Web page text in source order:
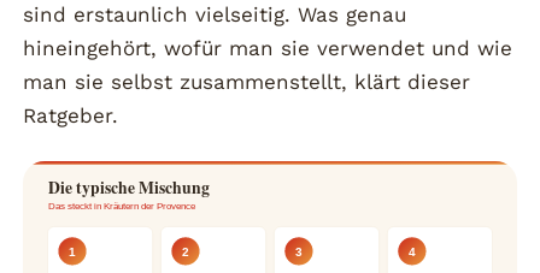
sind erstaunlich vielseitig. Was genau
hineingehört, wofür man sie verwendet und wie
man sie selbst zusammenstellt, klärt dieser
Ratgeber.
Die typische Mischung
Das steckt in Kräutern der Provence
1 2 3 4